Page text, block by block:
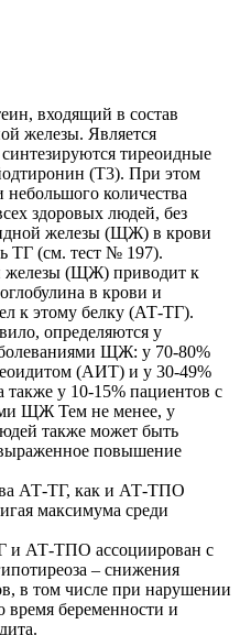
входящий в состав
железы. Является
тиреоидные
(Т3). При этом
количества
здоровых людей, без
железы (ЩЖ) в крови
ТГ (см. тест № 197).
железы (ЩЖ) приводит к
в крови и
к этому белку (АТ-ТГ).
определяются у
ЩЖ: у 70-80%
(АИТ) и у 30-49%
также у 10-15% пациентов с
ЩЖ Тем не менее, у
также может быть
повышение
АТ-ТГ, как и АТ-ТПО
максимума среди
и АТ-ТПО ассоциирован с
– снижения
в том числе при нарушении
беременности и